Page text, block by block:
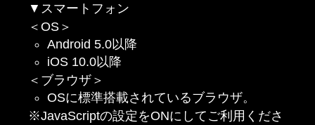
▼スマートフォン
＜OS＞
Android 5.0以降
iOS 10.0以降
＜ブラウザ＞
OSに標準搭載されているブラウザ。
※JavaScriptの設定をONにしてご利用くださ